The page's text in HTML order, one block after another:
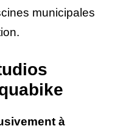
municipales
à